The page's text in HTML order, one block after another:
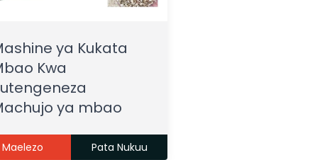
ya Kukata
Kwa
ya mbao
Maelezo Pata Nukuu